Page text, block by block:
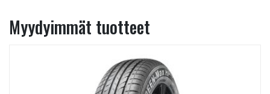
Myydyimmät tuotteet